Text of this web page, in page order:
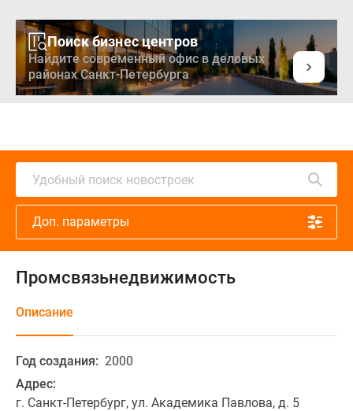
Поиск бизнес центров
Найдите современный офис в деловых
районах Санкт-Петербурга
Удобный поиск новостроек
Доп. параметры
Промсвязьнедвижимость
Описание
Год создания: 2000
Адрес:
г. Санкт-Петербург, ул. Академика Павлова, д. 5